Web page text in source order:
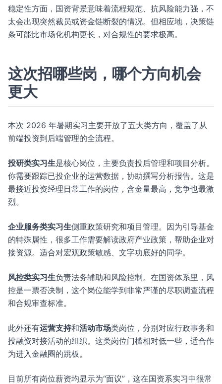
稳定性方面，国资背景意味着流程规范、抗风险能力强，不
太会出现突然裁员或资金链断裂的情况。但相应地，决策链
条可能比市场化机构更长，对合规性的要求极高。
这次招哪些岗，哪个方向机会
更大
本次 2026 年暑期实习主要开放了五大类方向，覆盖了从
前端投资到后端管理的全流程。
投研类实习生是核心岗位，主要负责投后管理和项目分析。
你需要跟踪已投企业的运营数据，协助撰写分析报告。这是
最接近投资经理日常工作的岗位，含金量最高，竞争也最激
烈。
企业服务类实习生侧重政策研究和项目管理。因为引导基金
的特殊属性，很多工作需要解读政府产业政策，帮助企业对
接资源。适合对宏观政策敏感、文字功底好的同学。
风控类实习生负责法务辅助和风险控制。在国资体系里，风
控是一票否决制，这个岗位能学到非常严谨的尽职调查流程
和合规审查标准。
此外还有运营支持和活动市场类岗位，分别对应行政事务和
投融资对接活动的组织。这类岗位门槛相对低一些，适合作
为进入金融圈的跳板。
目前所有岗位薪资均显示为“面议”，这在国资系实习中很常